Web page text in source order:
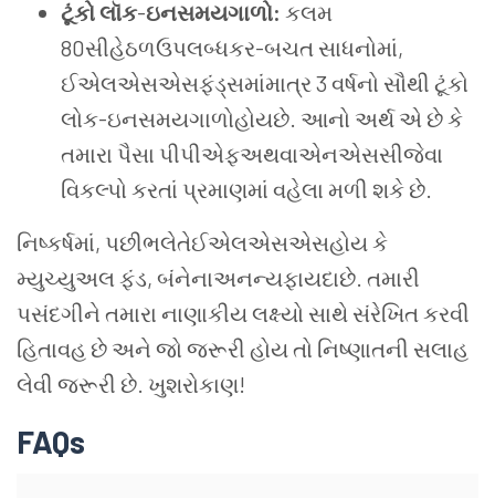
ટૂંકો લૉક-ઇનસમયગાળો: કલમ
80સીહેઠળઉપલબ્ધકર-બચત સાધનોમાં,
ઈએલએસએસફંડ્સમાંમાત્ર 3 વર્ષનો સૌથી ટૂંકો
લોક-ઇનસમયગાળોહોયછે. આનો અર્થ એ છે કે
તમારા પૈસા પીપીએફઅથવાએનએસસીજેવા
વિકલ્પો કરતાં પ્રમાણમાં વહેલા મળી શકે છે.
નિષ્કર્ષમાં, પછીભલેતેઈએલએસએસહોય કે
મ્યુચ્યુઅલ ફંડ, બંનેનાઅનન્યફાયદાછે. તમારી
પસંદગીને તમારા નાણાકીય લક્ષ્યો સાથે સંરેખિત કરવી
હિતાવહ છે અને જો જરૂરી હોય તો નિષ્ણાતની સલાહ
લેવી જરૂરી છે. ખુશરોકાણ!
FAQs